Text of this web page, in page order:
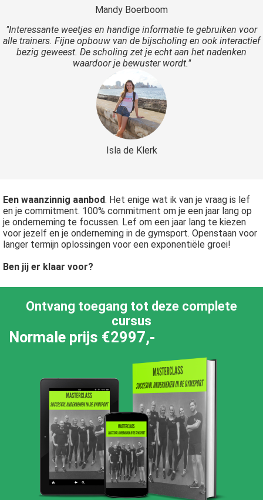
Mandy Boerboom
"Interessante weetjes en handige informatie te gebruiken voor
alle trainers. Fijne opbouw van de bijscholing en ook interactief
bezig geweest. De scholing zet je echt aan het nadenken
waardoor je bewuster wordt."
Isla de Klerk
Een waanzinnig aanbod. Het enige wat ik van je vraag is lef
en je commitment. 100% commitment om je een jaar lang op
je onderneming te focussen. Lef om een jaar lang te kiezen
voor jezelf en je onderneming in de gymsport. Openstaan voor
langer termijn oplossingen voor een exponentiële groei!
Ben jij er klaar voor?
Ontvang toegang tot deze complete
cursus
Normale prijs €2997,-